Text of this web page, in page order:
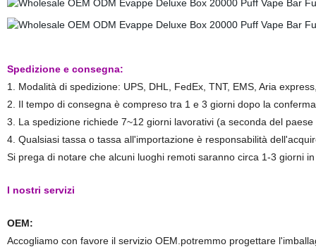
Spedizione e consegna:
1. Modalità di spedizione: UPS, DHL, FedEx, TNT, EMS, Aria
2. Il tempo di consegna è compreso tra 1 e 3 giorni dopo la
3. La spedizione richiede 7~12 giorni lavorativi (a seconda del
4. Qualsiasi tassa o tassa all'importazione è responsabilità
Si prega di notare che alcuni luoghi remoti saranno circa 1-3 giorni
I nostri servizi
OEM:
Accogliamo con favore il servizio OEM.potremmo progettare